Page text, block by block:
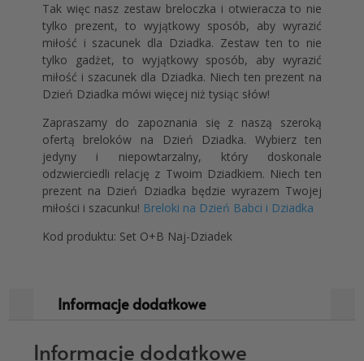
Tak więc nasz zestaw breloczka i otwieracza to nie
tylko prezent, to wyjątkowy sposób, aby wyrazić
miłość i szacunek dla Dziadka. Zestaw ten to nie
tylko gadżet, to wyjątkowy sposób, aby wyrazić
miłość i szacunek dla Dziadka. Niech ten prezent na
Dzień Dziadka mówi więcej niż tysiąc słów!
Zapraszamy do zapoznania się z naszą szeroką
ofertą breloków na Dzień Dziadka. Wybierz ten
jedyny i niepowtarzalny, który doskonale
odzwierciedli relację z Twoim Dziadkiem. Niech ten
prezent na Dzień Dziadka będzie wyrazem Twojej
miłości i szacunku! Breloki na Dzień Babci i Dziadka
Kod produktu: Set O+B Naj-Dziadek
Informacje dodatkowe
Informacje dodatkowe